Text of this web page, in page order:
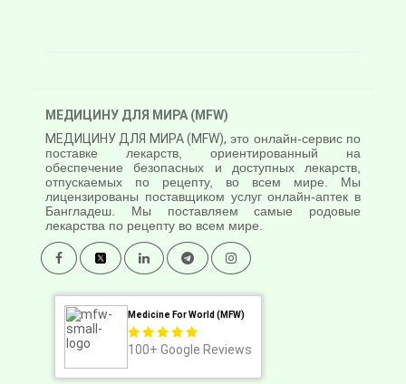
МЕДИЦИНУ ДЛЯ МИРА (MFW)
МЕДИЦИНУ ДЛЯ МИРА (MFW), это онлайн-сервис по
поставке лекарств, ориентированный на
обеспечение безопасных и доступных лекарств,
отпускаемых по рецепту, во всем мире. Мы
лицензированы поставщиком услуг онлайн-аптек в
Бангладеш. Мы поставляем самые родовые
лекарства по рецепту во всем мире.
Medicine For World (MFW)
100+ Google Reviews